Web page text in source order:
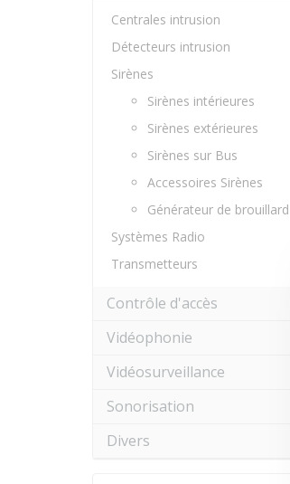
Centrales intrusion
Détecteurs intrusion
Sirènes
Sirènes intérieures
Sirènes extérieures
Sirènes sur Bus
Accessoires Sirènes
Générateur de brouillard
Systèmes Radio
Transmetteurs
Contrôle d'accès
Vidéophonie
Vidéosurveillance
Sonorisation
Divers